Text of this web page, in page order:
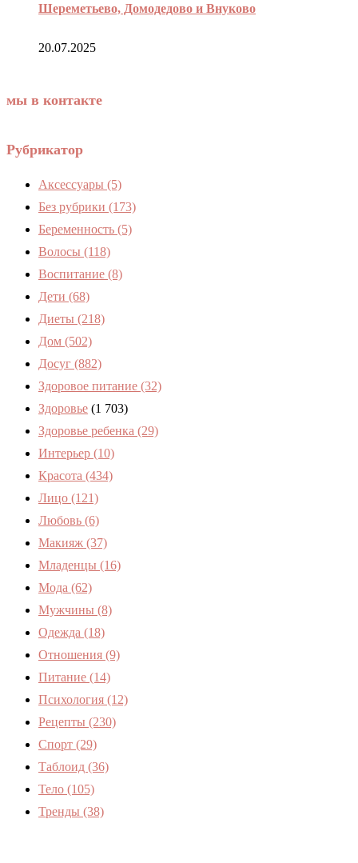
Шереметьево, Домодедово и Внуково
20.07.2025
мы в контакте
Рубрикатор
Аксессуары (5)
Без рубрики (173)
Беременность (5)
Волосы (118)
Воспитание (8)
Дети (68)
Диеты (218)
Дом (502)
Досуг (882)
Здоровое питание (32)
Здоровье (1 703)
Здоровье ребенка (29)
Интерьер (10)
Красота (434)
Лицо (121)
Любовь (6)
Макияж (37)
Младенцы (16)
Мода (62)
Мужчины (8)
Одежда (18)
Отношения (9)
Питание (14)
Психология (12)
Рецепты (230)
Спорт (29)
Таблоид (36)
Тело (105)
Тренды (38)